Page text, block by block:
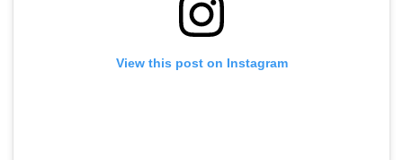
View this post on Instagram